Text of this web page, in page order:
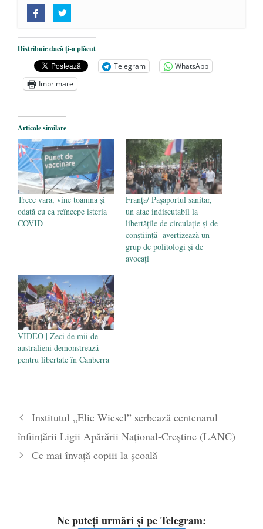
„Acum nu e momentul”
O nouă autostradă distruge pădurea
amazoniană, pentru summitul climatic
COP30 - 14 martie 2025
Alegeri controlate
Distribuie dacă ți-a plăcut
Telegram
WhatsApp
Imprimare
Articole similare
Trece vara, vine toamna și
odată cu ea reîncepe isteria
COVID
Franța/ Paşaportul sanitar,
un atac indiscutabil la
libertăţile de circulaţie şi de
conştiinţă- avertizează un
grup de politologi şi de
avocaţi
VIDEO | Zeci de mii de
australieni demonstrează
pentru libertate în Canberra
Institutul „Elie Wiesel” serbează centenarul
înființării Ligii Apărării Național-Creștine (LANC)
Ce mai învață copiii la școală
Ne puteți urmări și pe Telegram: